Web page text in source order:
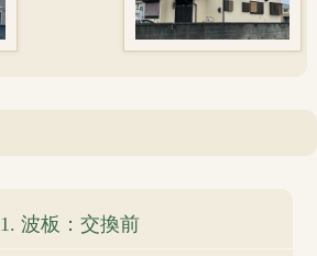
1. 波板：交換前